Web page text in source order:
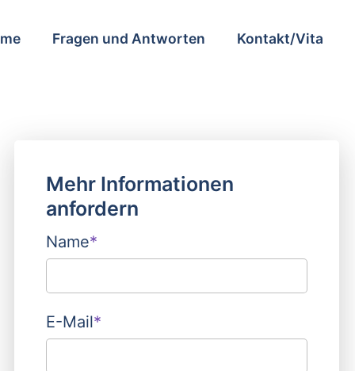
Fragen und Antworten Kontakt/Vita
Mehr Informationen
anfordern
Pflichtfeld
Name*
Pflichtfeld
E-Mail*